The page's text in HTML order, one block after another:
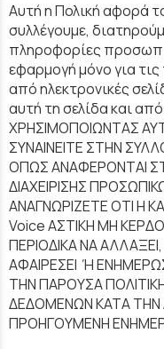
Αυτή η Πολική αφορά
συλλέγουμε,
πληροφορίες
εφαρμογή μόνο για
από ηλεκτρονικές
αυτή τη σελίδα και
ΧΡΗΣΙΜΟΠΟΙΩΝΤΑΣ
ΣΥΝΑΙΝΕΙΤΕ ΣΤΗΝ
ΟΠΩΣ ΑΝΑΦΕΡΟΝΤΑΙ
ΔΙΑΧΕΙΡΙΣΗΣ
ΑΝΑΓΝΩΡΙΖΕΤΕ ΟΤΙ Η
Voice ΑΣΤΙΚΗ ΜΗ
ΠΕΡΙΟΔΙΚΑ ΝΑ
ΑΦΑΙΡΕΣΕΙ Ή
ΤΗΝ ΠΑΡΟΥΣΑ
ΔΕΔΟΜΕΝΩΝ ΚΑΤΑ ΤΗΝ
ΠΡΟΗΓΟΥΜΕΝΗ